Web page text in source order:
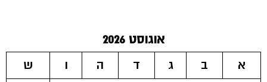
אוגוסט 2026
א
ב ג ד ה ו
ש